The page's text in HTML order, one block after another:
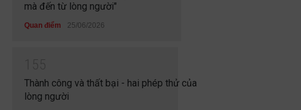
mà đến từ lòng người"
Quan điểm 25/06/2026
Thành công và thất bại - hai phép thử của
lòng người